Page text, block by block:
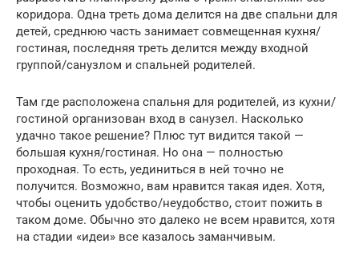
коридора. Одна треть дома делится на две спальни для
детей, среднюю часть занимает совмещенная кухня/
гостиная, последняя треть делится между входной
группой/санузлом и спальней родителей.
Там где расположена спальня для родителей, из кухни/
гостиной организован вход в санузел. Насколько
удачно такое решение? Плюс тут видится такой —
большая кухня/гостиная. Но она — полностью
проходная. То есть, уединиться в ней точно не
получится. Возможно, вам нравится такая идея. Хотя,
чтобы оценить удобство/неудобство, стоит пожить в
таком доме. Обычно это далеко не всем нравится, хотя
на стадии «идеи» все казалось заманчивым.